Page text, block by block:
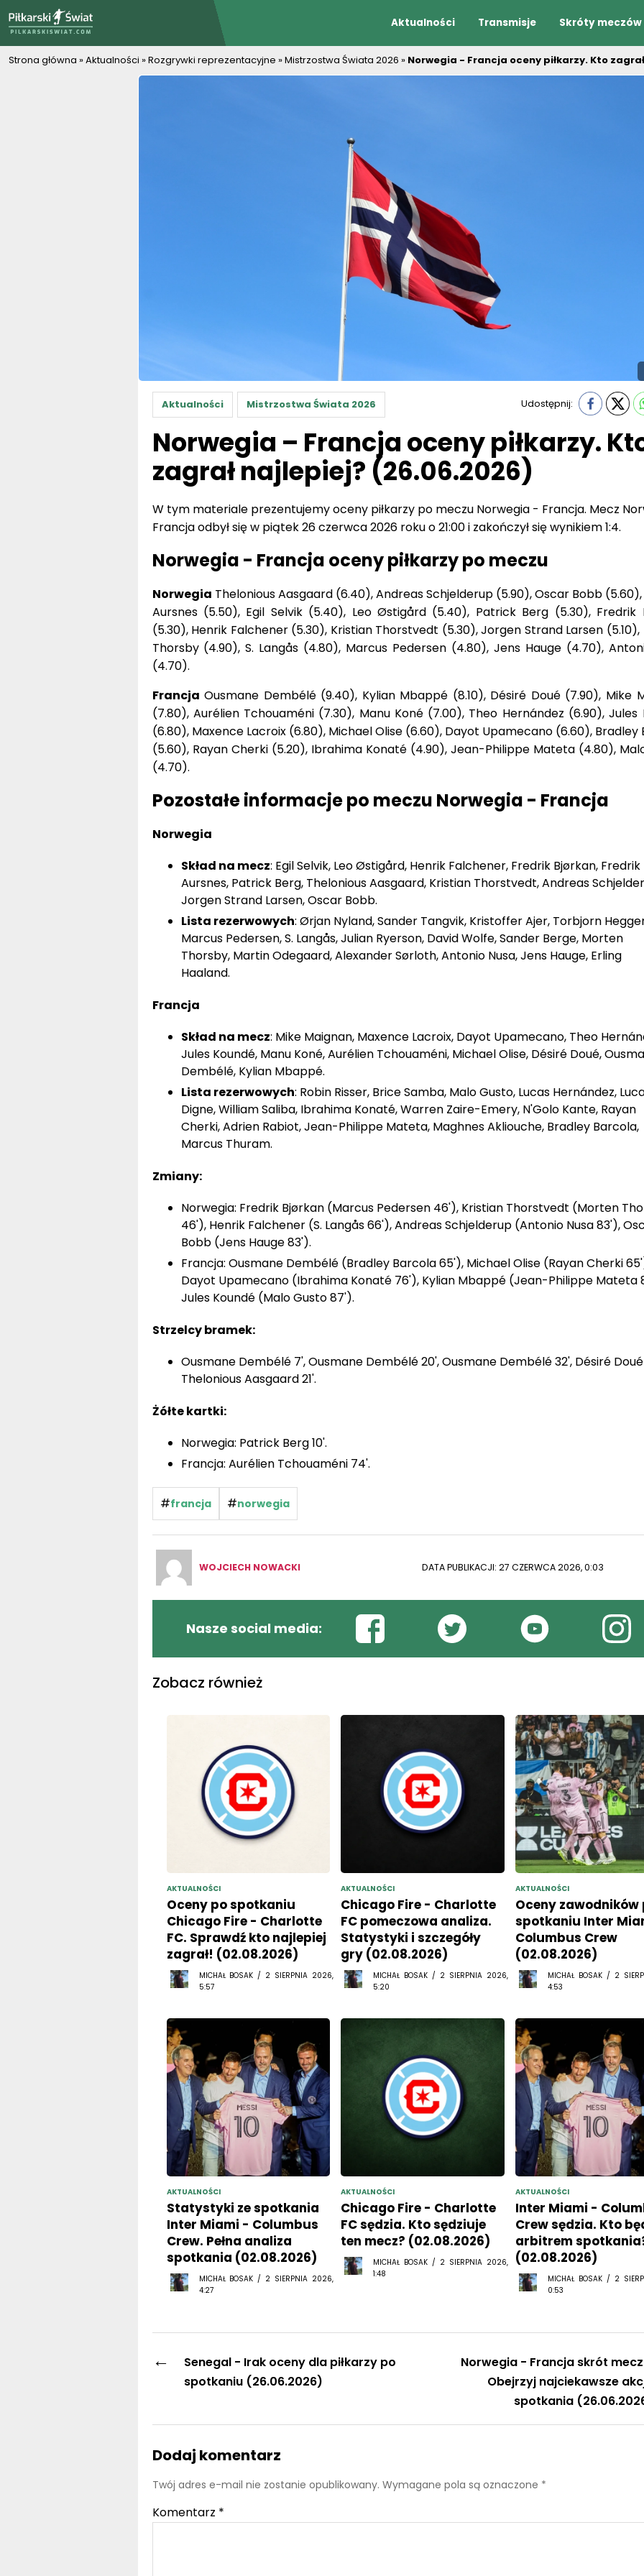
Aktualności Transmisje Skróty meczów
Strona główna »Aktualności »Rozgrywki reprezentacyjne »Mistrzostwa Świata 2026 » Norwegia - Francja oceny piłkarzy. Kto
Aktualności Mistrzostwa Świata 2026 Udostępnij:
Norwegia – Francja oceny piłkarzy.
zagrał najlepiej? (26.06.2026)
W tym materiale prezentujemy oceny piłkarzy po meczu Norwegia - Francja. Mecz
Francja odbył się w piątek 26 czerwca 2026 roku o 21:00 i zakończył się wynikiem 1:4.
Norwegia - Francja oceny piłkarzy po meczu
Norwegia Thelonious Aasgaard (6.40), Andreas Schjelderup (5.90), Oscar Bobb
Aursnes (5.50), Egil Selvik (5.40), Leo Østigård (5.40), Patrick Berg (5.30), Fredrik
(5.30), Henrik Falchener (5.30), Kristian Thorstvedt (5.30), Jorgen Strand Larsen
Thorsby (4.90), S. Langås (4.80), Marcus Pedersen (4.80), Jens Hauge (4.70),
(4.70).
Francja Ousmane Dembélé (9.40), Kylian Mbappé (8.10), Désiré Doué (7.90), Mike
(7.80), Aurélien Tchouaméni (7.30), Manu Koné (7.00), Theo Hernández (6.90), Jules
(6.80), Maxence Lacroix (6.80), Michael Olise (6.60), Dayot Upamecano (6.60), Bradley
(5.60), Rayan Cherki (5.20), Ibrahima Konaté (4.90), Jean-Philippe Mateta (4.80),
(4.70).
Pozostałe informacje po meczu Norwegia - Francja
Norwegia
Skład na mecz: Egil Selvik, Leo Østigård, Henrik Falchener, Fredrik Bjørkan, Fredrik
Aursnes, Patrick Berg, Thelonious Aasgaard, Kristian Thorstvedt, Andreas
Jorgen Strand Larsen, Oscar Bobb.
Lista rezerwowych: Ørjan Nyland, Sander Tangvik, Kristoffer Ajer, Torbjorn
Marcus Pedersen, S. Langås, Julian Ryerson, David Wolfe, Sander Berge, Morten
Thorsby, Martin Odegaard, Alexander Sørloth, Antonio Nusa, Jens Hauge, Erling
Haaland.
Francja
Skład na mecz: Mike Maignan, Maxence Lacroix, Dayot Upamecano, Theo
Jules Koundé, Manu Koné, Aurélien Tchouaméni, Michael Olise, Désiré Doué,
Dembélé, Kylian Mbappé.
Lista rezerwowych: Robin Risser, Brice Samba, Malo Gusto, Lucas Hernández,
Digne, William Saliba, Ibrahima Konaté, Warren Zaire-Emery, N'Golo Kante, Rayan
Cherki, Adrien Rabiot, Jean-Philippe Mateta, Maghnes Akliouche, Bradley Barcola,
Marcus Thuram.
Zmiany:
Norwegia: Fredrik Bjørkan (Marcus Pedersen 46'), Kristian Thorstvedt (Morten
46'), Henrik Falchener (S. Langås 66'), Andreas Schjelderup (Antonio Nusa 83'),
Bobb (Jens Hauge 83').
Francja: Ousmane Dembélé (Bradley Barcola 65'), Michael Olise (Rayan Cherki
Dayot Upamecano (Ibrahima Konaté 76'), Kylian Mbappé (Jean-Philippe Mateta
Jules Koundé (Malo Gusto 87').
Strzelcy bramek:
Ousmane Dembélé 7', Ousmane Dembélé 20', Ousmane Dembélé 32', Désiré
Thelonious Aasgaard 21'.
Żółte kartki:
Norwegia: Patrick Berg 10'.
Francja: Aurélien Tchouaméni 74'.
#francja #norwegia
WOJCIECH NOWACKI DATA PUBLIKACJI: 27 CZERWCA 2026, 0:03
Nasze social media:
Zobacz również
AKTUALNOŚCI
Oceny po spotkaniu
Chicago Fire - Charlotte
FC. Sprawdź kto najlepiej
zagrał! (02.08.2026)
MICHAŁ BOSAK / 2 SIERPNIA 2026,
5:57
AKTUALNOŚCI
Chicago Fire - Charlotte
FC pomeczowa analiza.
Statystyki i szczegóły
gry (02.08.2026)
MICHAŁ BOSAK / 2 SIERPNIA 2026,
5:20
AKTUALNOŚCI
Oceny zawodników
spotkaniu Inter
Columbus Crew
(02.08.2026)
MICHAŁ BOSAK / 2
4:53
AKTUALNOŚCI
Statystyki ze spotkania
Inter Miami - Columbus
Crew. Pełna analiza
spotkania (02.08.2026)
MICHAŁ BOSAK / 2 SIERPNIA 2026,
4:27
AKTUALNOŚCI
Chicago Fire - Charlotte
FC sędzia. Kto sędziuje
ten mecz? (02.08.2026)
MICHAŁ BOSAK / 2 SIERPNIA 2026,
1:48
AKTUALNOŚCI
Inter Miami -
Crew sędzia. Kto
arbitrem
(02.08.2026)
MICHAŁ BOSAK / 2
0:53
←
Senegal - Irak oceny dla piłkarzy po
spotkaniu (26.06.2026)
Norwegia - Francja skrót
Obejrzyj najciekawsze
spotkania
Dodaj komentarz
Twój adres e-mail nie zostanie opublikowany. Wymagane pola są oznaczone *
Komentarz *